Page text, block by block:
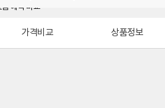
가격비교 상품정보